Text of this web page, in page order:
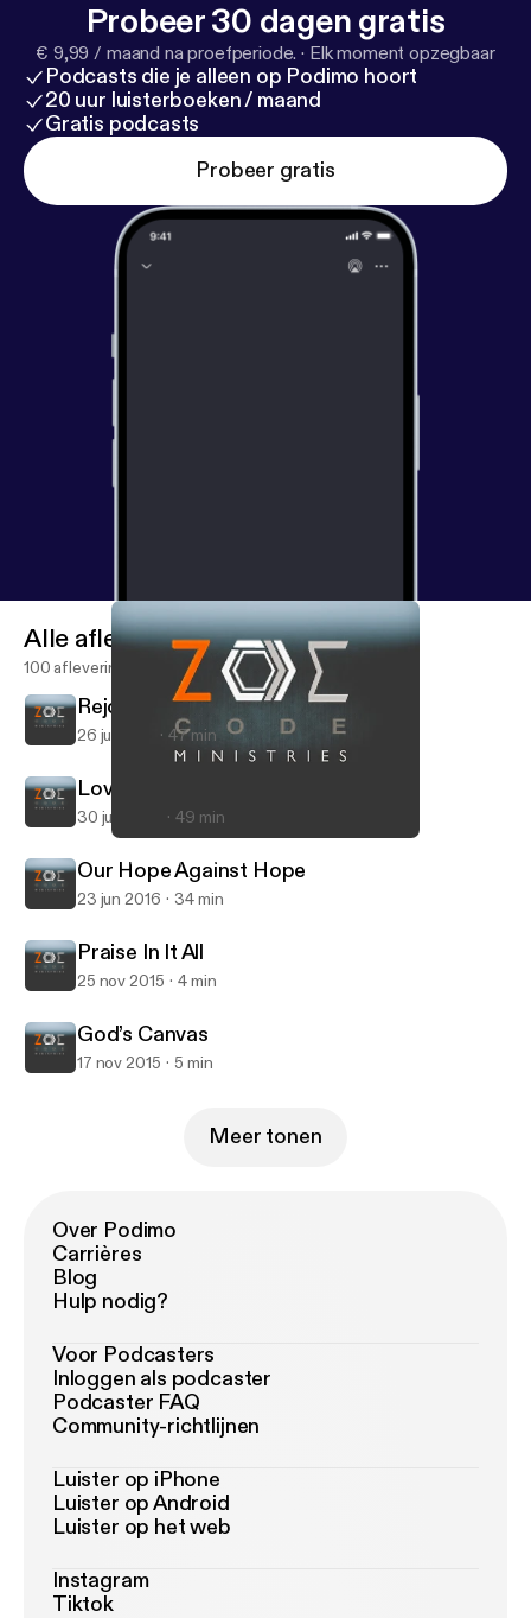
Probeer 30 dagen gratis
€ 9,99 / maand na proefperiode. · Elk moment opzegbaar
Podcasts die je alleen op Podimo hoort
20 uur luisterboeken / maand
Gratis podcasts
Probeer gratis
Zoe Code Podcast with Mike Q. Daniel
Alle afleveringen
100 afleveringen
Rejoice in What?
26 jul 2016 47 min
Loving America?
30 jun 2016 49 min
Our Hope Against Hope
23 jun 2016 34 min
Praise In It All
25 nov 2015 4 min
God’s Canvas
17 nov 2015 5 min
Meer tonen
Over Podimo
Carrières
Blog
Hulp nodig?
Voor Podcasters
Inloggen als podcaster
Podcaster FAQ
Community-richtlijnen
Luister op iPhone
Luister op Android
Luister op het web
Instagram
Tiktok